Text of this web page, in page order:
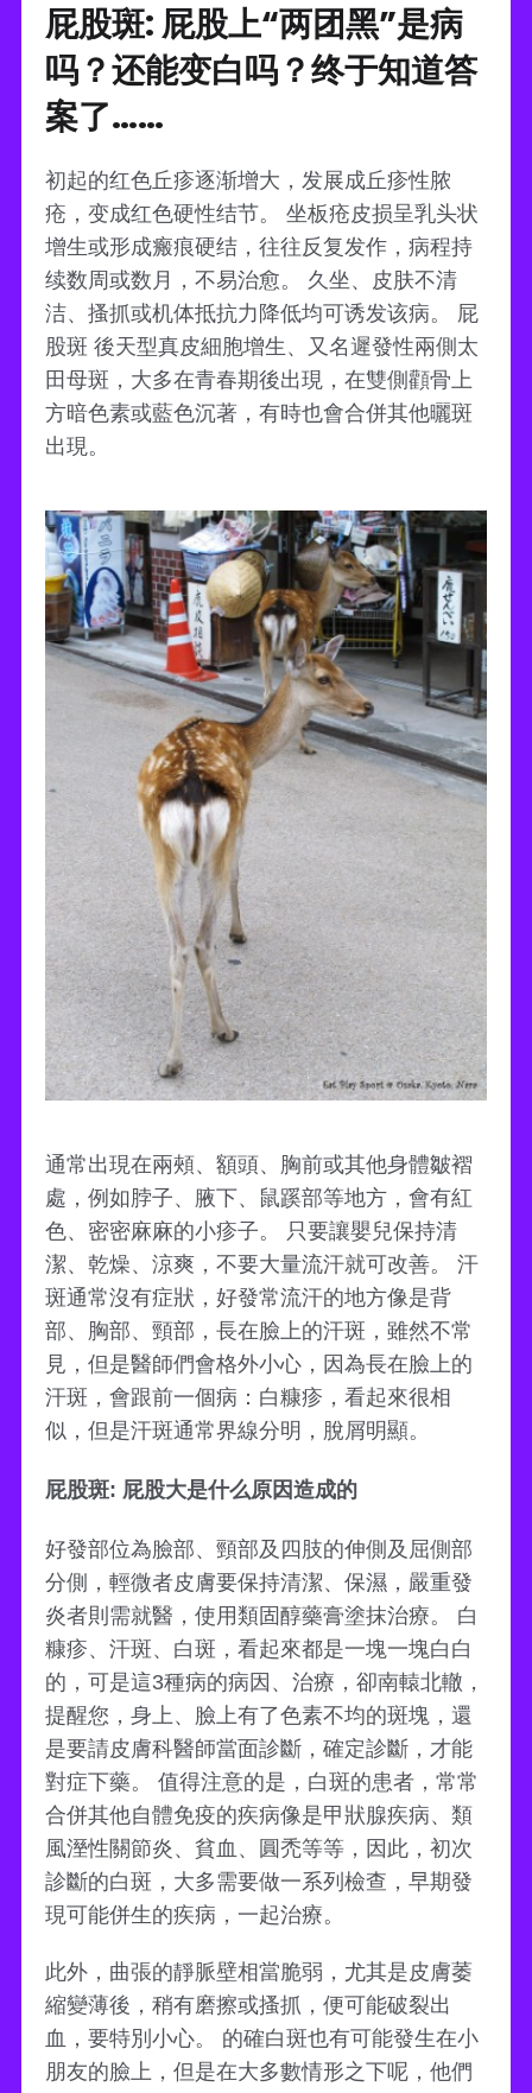
屁股斑: 屁股上“两团黑”是病
吗？还能变白吗？终于知道答
案了……
初起的红色丘疹逐渐增大，发展成丘疹性脓
疮，变成红色硬性结节。 坐板疮皮损呈乳头状
增生或形成瘢痕硬结，往往反复发作，病程持
续数周或数月，不易治愈。 久坐、皮肤不清
洁、搔抓或机体抵抗力降低均可诱发该病。 屁
股斑 後天型真皮細胞增生、又名遲發性兩側太
田母斑，大多在青春期後出現，在雙側顴骨上
方暗色素或藍色沉著，有時也會合併其他曬斑
出現。
通常出現在兩頰、額頭、胸前或其他身體皺褶
處，例如脖子、腋下、鼠蹊部等地方，會有紅
色、密密麻麻的小疹子。 只要讓嬰兒保持清
潔、乾燥、涼爽，不要大量流汗就可改善。 汗
斑通常沒有症狀，好發常流汗的地方像是背
部、胸部、頸部，長在臉上的汗斑，雖然不常
見，但是醫師們會格外小心，因為長在臉上的
汗斑，會跟前一個病：白糠疹，看起來很相
似，但是汗斑通常界線分明，脫屑明顯。
屁股斑: 屁股大是什么原因造成的
好發部位為臉部、頸部及四肢的伸側及屈側部
分側，輕微者皮膚要保持清潔、保濕，嚴重發
炎者則需就醫，使用類固醇藥膏塗抹治療。 白
糠疹、汗斑、白斑，看起來都是一塊一塊白白
的，可是這3種病的病因、治療，卻南轅北轍，
提醒您，身上、臉上有了色素不均的斑塊，還
是要請皮膚科醫師當面診斷，確定診斷，才能
對症下藥。 值得注意的是，白斑的患者，常常
合併其他自體免疫的疾病像是甲狀腺疾病、類
風溼性關節炎、貧血、圓禿等等，因此，初次
診斷的白斑，大多需要做一系列檢查，早期發
現可能併生的疾病，一起治療。
此外，曲張的靜脈壁相當脆弱，尤其是皮膚萎
縮變薄後，稍有磨擦或搔抓，便可能破裂出
血，要特別小心。 的確白斑也有可能發生在小
朋友的臉上，但是在大多數情形之下呢，他們